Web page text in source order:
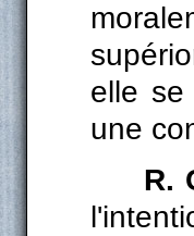
elle se
une
R.